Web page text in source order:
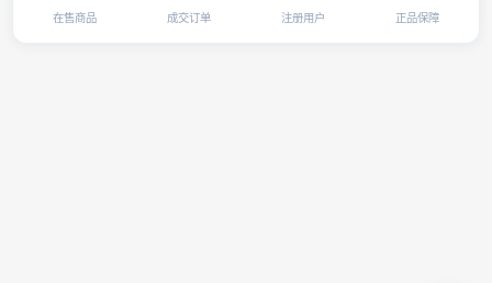
在售商品 成交订单 注册用户 正品保障